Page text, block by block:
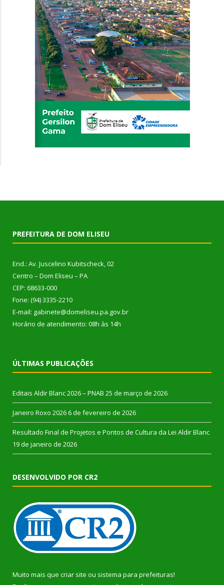
PREFEITURA DE DOM ELISEU
End.: Av. Juscelino Kubitscheck, 02
Centro – Dom Eliseu – PA
CEP: 68633-000
Fone: (94) 3335-2210
E-mail: gabinete@domeliseu.pa.gov.br
Horário de atendimento: 08h às 14h
ÚLTIMAS PUBLICAÇÕES
Editais Aldir Blanc 2026 – PNAB 25 de março de 2026
Janeiro Roxo 2026 6 de fevereiro de 2026
Resultado Final de Projetos e Pontos de Cultura da Lei Aldir Blanc
19 de janeiro de 2026
DESENVOLVIDO POR CR2
Muito mais que criar site ou sistema para prefeituras!